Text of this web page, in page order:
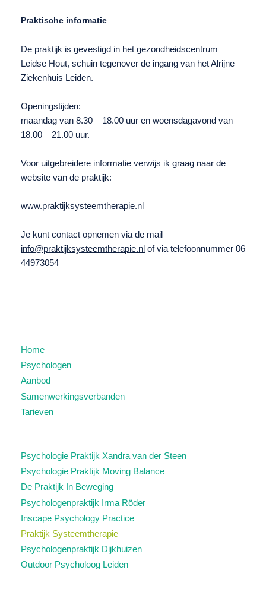
Praktische informatie
De praktijk is gevestigd in het gezondheidscentrum
Leidse Hout, schuin tegenover de ingang van het Alrijne
Ziekenhuis Leiden.
Openingstijden:
maandag van 8.30 – 18.00 uur en woensdagavond van
18.00 – 21.00 uur.
Voor uitgebreidere informatie verwijs ik graag naar de
website van de praktijk:
www.praktijksysteemtherapie.nl
Je kunt contact opnemen via de mail
info@praktijksysteemtherapie.nl of via telefoonnummer 06
44973054
Home
Psychologen
Aanbod
Samenwerkingsverbanden
Tarieven
Psychologie Praktijk Xandra van der Steen
Psychologie Praktijk Moving Balance
De Praktijk In Beweging
Psychologenpraktijk Irma Röder
Inscape Psychology Practice
Praktijk Systeemtherapie
Psychologenpraktijk Dijkhuizen
Outdoor Psycholoog Leiden